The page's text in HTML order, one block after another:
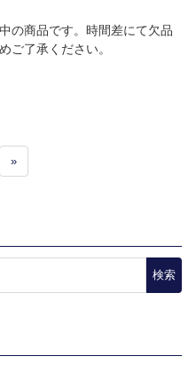
の商品です。時間差にて欠品
ご了承ください。
»